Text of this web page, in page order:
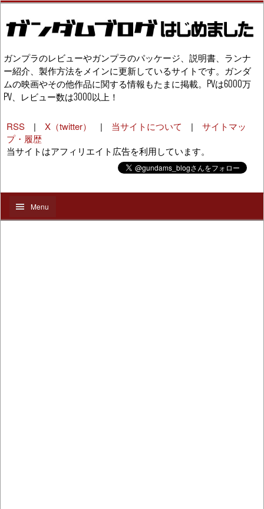
ガンプラのレビューやガンプラのパッケージ、説明書、ランナ
ー紹介、製作方法をメインに更新しているサイトです。ガンダ
ムの映画やその他作品に関する情報もたまに掲載。PVは6000万
PV、レビュー数は3000以上！
RSS | X（twitter） | 当サイトについて | サイトマッ
プ・履歴
当サイトはアフィリエイト広告を利用しています。
Menu